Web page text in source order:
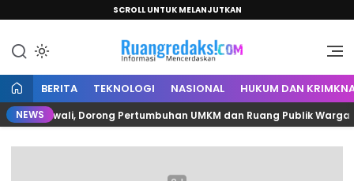
SCROLL UNTUK MELANJUTKAN
Ruang Redaksi
Informasi Mencerdaskan
BERITA TEKNOLOGI NASIONAL HUKUM DAN
NEWSDorong Pertumbuhan UMKM dan Ruang Publik Warga